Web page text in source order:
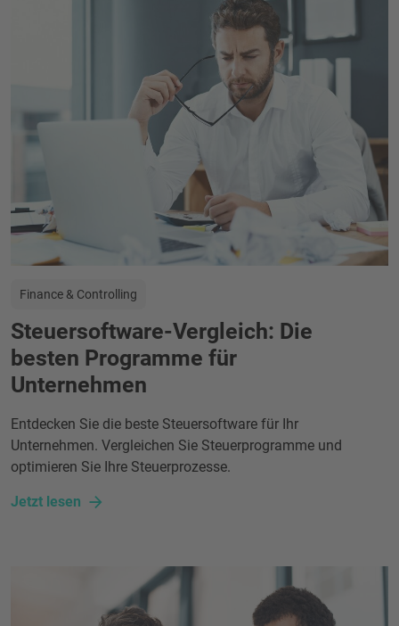
Finance & Controlling
Steuersoftware-Vergleich: Die
besten Programme für
Unternehmen
Entdecken Sie die beste Steuersoftware für Ihr
Unternehmen. Vergleichen Sie Steuerprogramme und
optimieren Sie Ihre Steuerprozesse.
Jetzt lesen